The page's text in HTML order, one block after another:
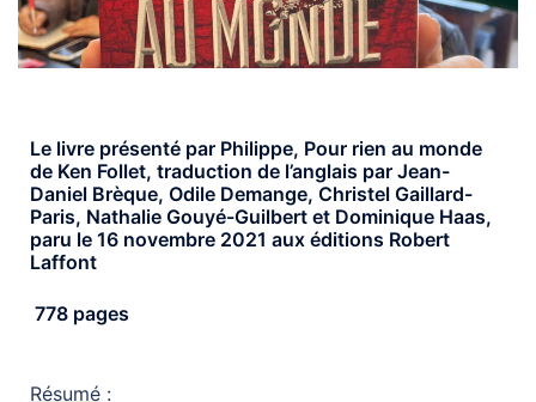
Le livre présenté par Philippe, Pour rien au monde
de Ken Follet, traduction de l’anglais par Jean-
Daniel Brèque, Odile Demange, Christel Gaillard-
Paris, Nathalie Gouyé-Guilbert et Dominique Haas,
paru le 16 novembre 2021 aux éditions Robert
Laffont
778 pages
Résumé :